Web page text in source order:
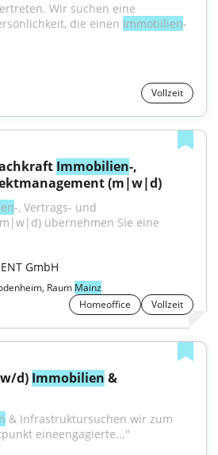
Wir suchen eine
die einen Immobilien-
Vollzeit
Immobilien-,
(m|w|d)
-, Vertrags- und
übernehmen Sie eine
GmbH
Raum Mainz
Homeoffice
Vollzeit
d) Immobilien &
& Infrastruktursuchen wir zum
eineengagierte..."